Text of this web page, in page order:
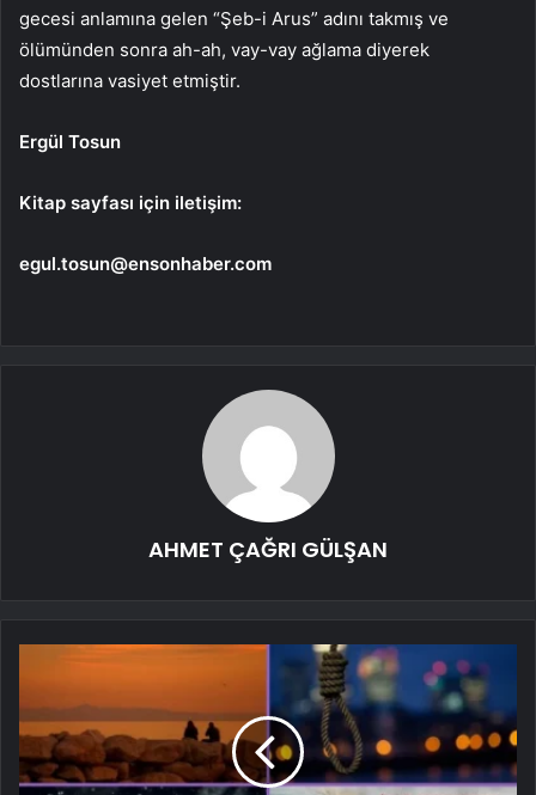
gecesi anlamına gelen “Şeb-i Arus” adını takmış ve
ölümünden sonra ah-ah, vay-vay ağlama diyerek
dostlarına vasiyet etmiştir.
Ergül Tosun
Kitap sayfası için iletişim:
egul.tosun@ensonhaber.com
AHMET ÇAĞRI GÜLŞAN